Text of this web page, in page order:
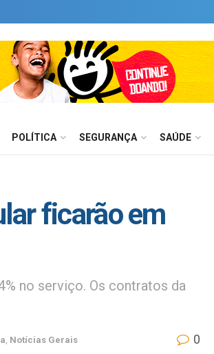
POLÍTICA SEGURANÇA SAÚDE
ficarão em
no serviço. Os contratos da
Notícias Gerais 0